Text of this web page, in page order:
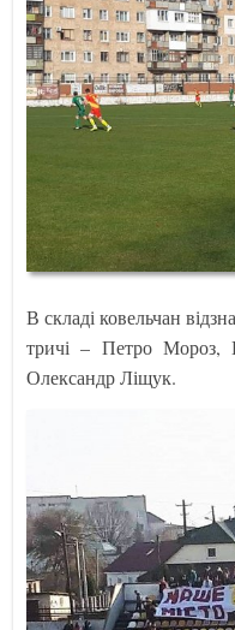
В складі ковельчан
тричі – Петро Мороз,
Олександр Ліщук.